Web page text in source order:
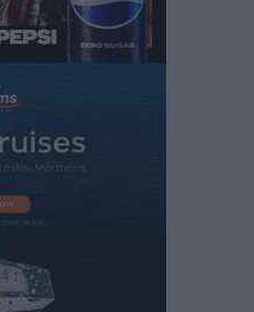
από τον Πειραιά